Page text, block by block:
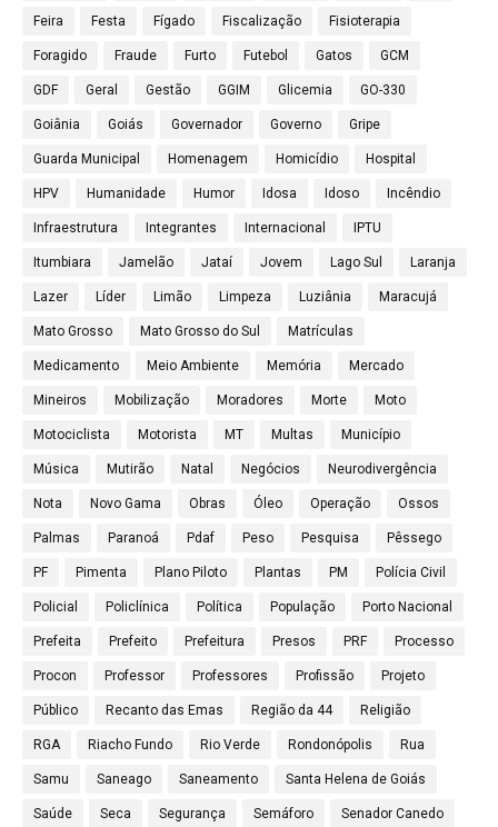
Feira Festa Fígado Fiscalização Fisioterapia
Foragido Fraude Furto Futebol Gatos GCM
GDF Geral Gestão GGIM Glicemia GO-330
Goiânia Goiás Governador Governo Gripe
Guarda Municipal Homenagem Homicídio Hospital
HPV Humanidade Humor Idosa Idoso Incêndio
Infraestrutura Integrantes Internacional IPTU
Itumbiara Jamelão Jataí Jovem Lago Sul Laranja
Lazer Líder Limão Limpeza Luziânia Maracujá
Mato Grosso Mato Grosso do Sul Matrículas
Medicamento Meio Ambiente Memória Mercado
Mineiros Mobilização Moradores Morte Moto
Motociclista Motorista MT Multas Município
Música Mutirão Natal Negócios Neurodivergência
Nota Novo Gama Obras Óleo Operação Ossos
Palmas Paranoá Pdaf Peso Pesquisa Pêssego
PF Pimenta Plano Piloto Plantas PM Polícia Civil
Policial Policlínica Política População Porto Nacional
Prefeita Prefeito Prefeitura Presos PRF Processo
Procon Professor Professores Profissão Projeto
Público Recanto das Emas Região da 44 Religião
RGA Riacho Fundo Rio Verde Rondonópolis Rua
Samu Saneago Saneamento Santa Helena de Goiás
Saúde Seca Segurança Semáforo Senador Canedo